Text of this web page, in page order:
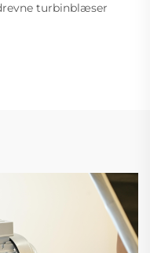
turbinblæser